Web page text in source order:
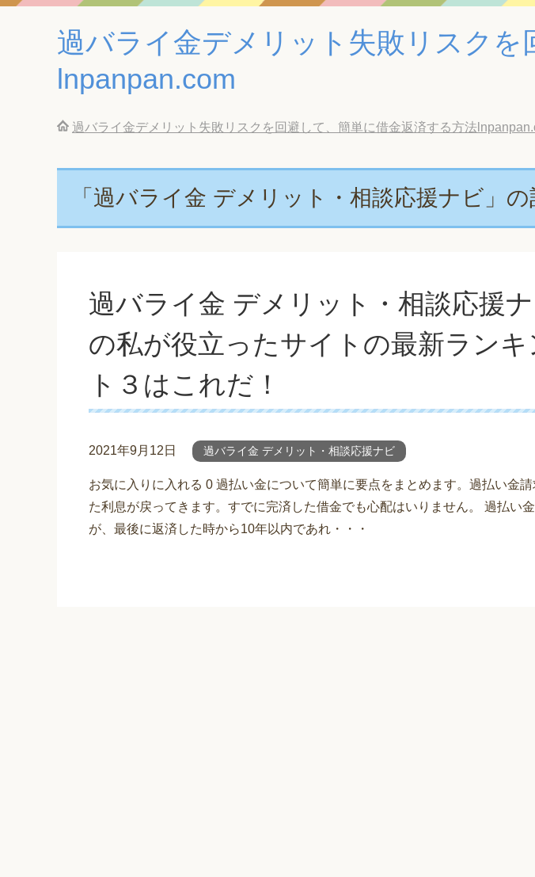
過バライ金デメリット失敗リスク
lnpanpan.com
過バライ金デメリット失敗リスクを回避して、簡単に借金返済する方法
「過バライ金 デメリット・相談応援ナビ」
過バライ金 デメリット・相談応援
の私が役立ったサイトの最新ランキ
ト３はこれだ！
2021年9月12日 過バライ金 デメリット・相談応援ナビ
お気に入りに入れる 0 過払い金について簡単に要点をまとめます。過払い金
た利息が戻ってきます。すでに完済した借金でも心配はいりません。 過払い
が、最後に返済した時から10年以内であれ・・・